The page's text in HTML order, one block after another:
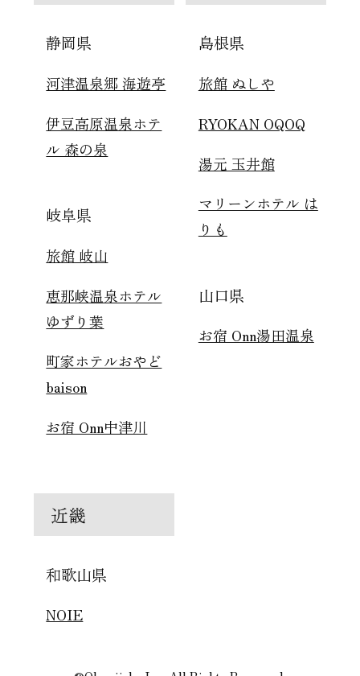
静岡県
河津温泉郷 海遊亭
伊豆高原温泉ホテ
ル 森の泉
岐阜県
旅館 岐山
恵那峡温泉ホテル
ゆずり葉
町家ホテルおやど
baison
お宿 Onn中津川
近畿
和歌山県
NOIE
島根県
旅館 ぬしや
RYOKAN OQOQ
湯元 玉井館
マリーンホテル は
りも
山口県
お宿 Onn湯田温泉